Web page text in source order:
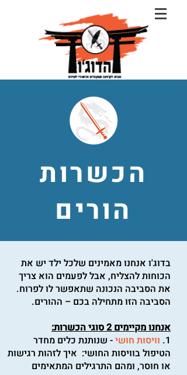
הכשרות
הורים
בדוג'ו אנחנו מאמינים שלכל ילד יש את
הכוחות להצליח, אבל לפעמים הוא צריך
את הסביבה הנכונה שתאפשר לו לפרוח.
הסביבה הזו מתחילה בכם – ההורים.
אנחנו מקיימים 2 סוגי הכשרות:
1. וויסות חושי- שנותנת כלים מחדר
הטיפול בוויסות החושי: איך לזהות רגישות
או חוסר, ומהם התרגילים המתאימים